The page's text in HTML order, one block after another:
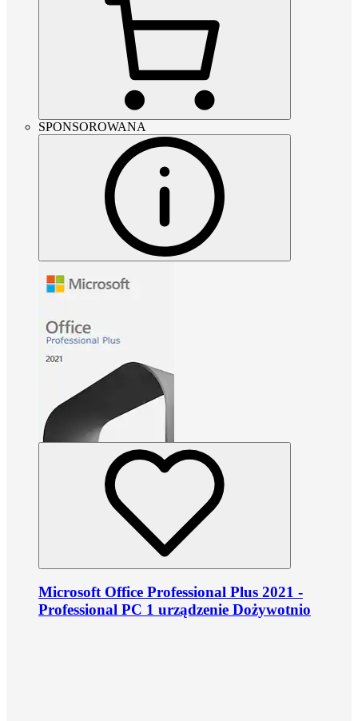
SPONSOROWANA
Microsoft Office Professional Plus 2021 -
Professional PC 1 urządzenie Dożywotnio